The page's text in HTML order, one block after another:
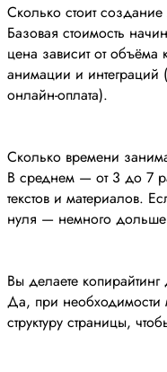
Сколько стоит
Базовая стоимость
цена зависит от объёма
анимации и интеграций
онлайн-оплата).
Сколько времени
В среднем — от 3 до 7
текстов и материалов.
нуля — немного
Вы делаете
Да, при необходимости
структуру страницы,